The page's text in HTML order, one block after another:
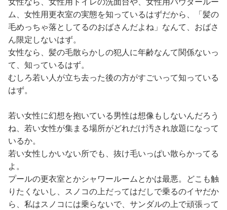
ム、女性用更衣室の実態を知っているはずだから、「髪の
毛めっちゃ落としてるのおばさんだよね」なんて、おばさ
ん限定しないはず。
女性なら、髪の毛散らかしの犯人に年齢なんて関係ないっ
て、知っているはず。
むしろ若い人が立ち去った後の方がすごいって知っている
はず。
若い女性に幻想を抱いている男性は想像もしないんだろう
ね、若い女性が集まる場所がどれだけ汚され放題になって
いるか。
若い女性しかいない所でも、抜け毛いっぱい散らかってる
よ。
プールの更衣室とかシャワールームとかは最悪。どこも触
りたくないし、スノコの上だってはだしで乗るのイヤだか
ら、私はスノコには乗らないで、サンダルの上で頑張って